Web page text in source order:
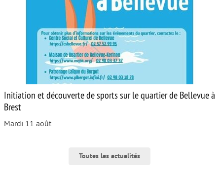
Initiation et découverte de sports sur le quartier de Bellevue à
Brest
Mardi 11 août
Toutes les actualités